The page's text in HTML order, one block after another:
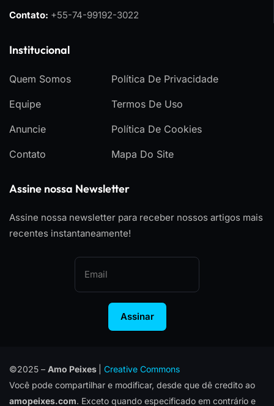
Contato: +55-74-99192-3022
Institucional
Quem Somos
Equipe
Anuncie
Contato
Política De Privacidade
Termos De Uso
Política De Cookies
Mapa Do Site
Assine nossa Newsletter
Assine nossa newsletter para receber nossos artigos mais
recentes instantaneamente!
Assinar
©2025 – Amo Peixes
Creative Commons
Você pode compartilhar e modificar, desde que dê credito ao
amopeixes.com. Exceto quando especificado em contrário e